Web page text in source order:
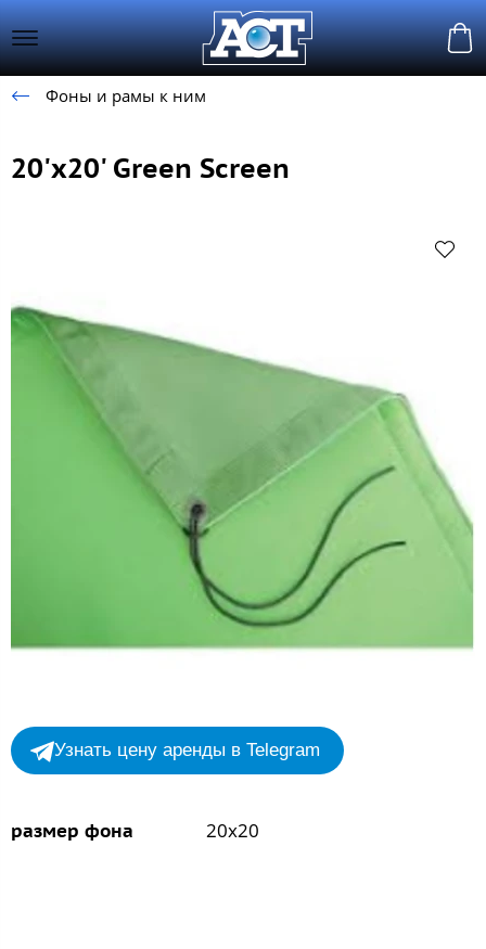
Фоны и рамы к ним
20'x20' Green Screen
Узнать цену аренды в Telegram
размер фона 20х20